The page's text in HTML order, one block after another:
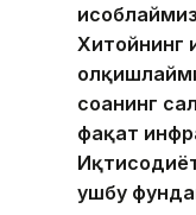
Хитойнинг
соҳанинг
фақат
ушбу